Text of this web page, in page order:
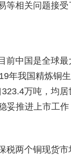
相关问题接受
前中国是全球
年我国精炼铜
万吨，均
妥推进上市工
税两个铜现货